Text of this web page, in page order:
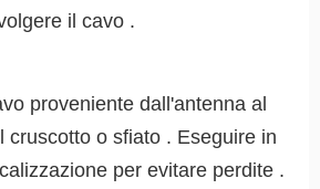
il cavo .
proveniente dall'antenna al
cruscotto o sfiato . Eseguire in
per evitare perdite .